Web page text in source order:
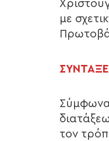
με
Σύμφωνα
τον